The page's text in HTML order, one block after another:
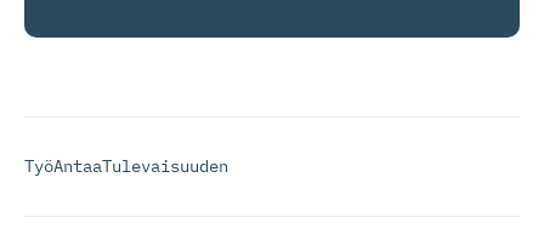
TyöAntaaTulevaisuuden